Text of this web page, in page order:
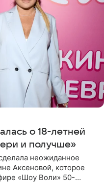
о 18-летней
и получше»
неожиданное
Аксеновой, которое
«Шоу Воли» 50-